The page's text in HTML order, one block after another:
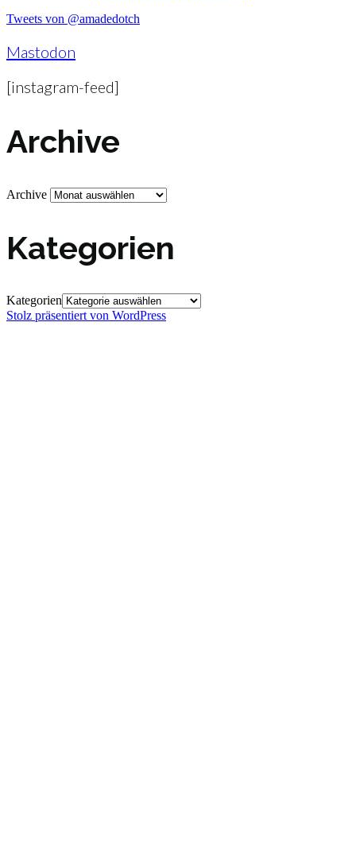
Tweets von @amadedotch
Mastodon
[instagram-feed]
Archive
Archive
Kategorien
Kategorien
Stolz präsentiert von WordPress